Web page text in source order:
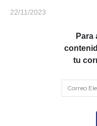
22/11/2023
Para
tu